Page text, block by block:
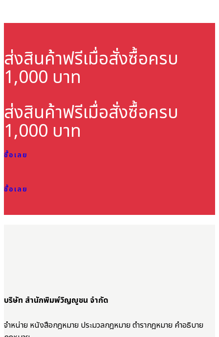
ส่งสินค้าฟรีเมื่อสั่งซื้อครบ
1,000 บาท
ส่งสินค้าฟรีเมื่อสั่งซื้อครบ
1,000 บาท
ซื้อเลย
ซื้อเลย
บริษัท สำนักพิมพ์วิญญูชน จำกัด
จำหน่าย หนังสือกฎหมาย ประมวลกฎหมาย ตำรากฎหมาย คำอธิบาย